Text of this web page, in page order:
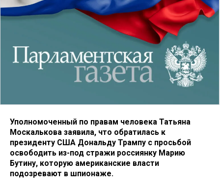
Уполномоченный по правам человека Татьяна
Москалькова заявила, что обратилась к
президенту США Дональду Трампу с просьбой
освободить из-под стражи россиянку Марию
Бутину, которую американские власти
подозревают в шпионаже.